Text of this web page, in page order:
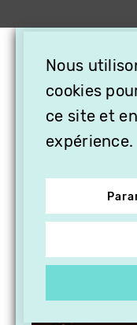
Nous
cookies
ce site et
expérience.